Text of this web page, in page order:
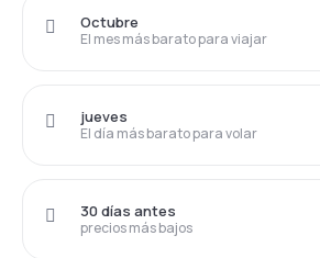
El mes más barato para viajar
Octubre
El día más barato para volar
jueves
precios más bajos
30 días antes